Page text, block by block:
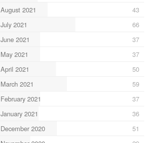
August 2021
43
July 2021
66
June 2021
37
May 2021
37
April 2021
50
March 2021
59
February 2021
37
January 2021
36
December 2020
51